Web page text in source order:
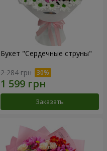
Букет "Сердечные струны"
2 284 грн
Заказать